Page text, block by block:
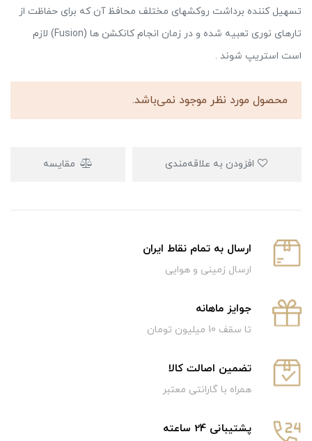
تسهیل کننده برداشت روکشهای مختلف محافظ آن که برای حفاظت از
تارهای نوری تعبیه شده و در زمان انجام کانکشن ها (Fusion) لازم
است استریپ شوند .
محصول مورد نظر موجود نمی‌باشد.
مقایسه
ارسال به تمام نقاط ایران
ارسال زمینی و هوایی
جوایز ماهانه
تا سقف 10 میلیون تومان
تضمین اصالت کالا
همراه با گارانتی معتبر
پشتیبانی 24 ساعته